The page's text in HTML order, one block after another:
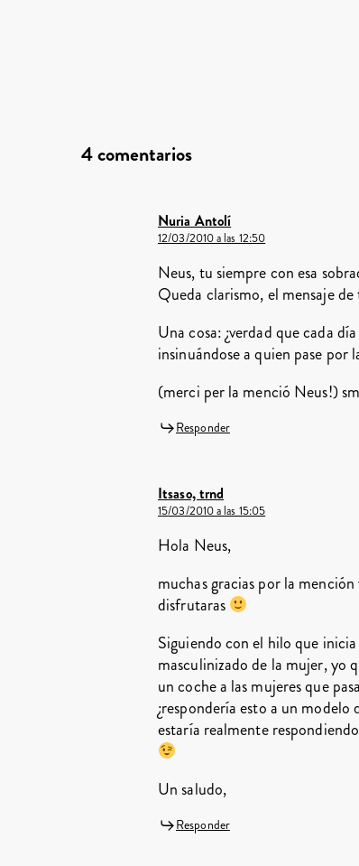
4 comentarios
Nuria Antolí
12/03/2010 a las 12:50
Neus, tu siempre con esa
Queda clarismo, el mensaje
Una cosa: ¿verdad que cada
insinuándose a quien pase por
(merci per la menció Neus!)
Responder
Itsaso, trnd
15/03/2010 a las 15:05
Hola Neus,
muchas gracias por la
disfrutaras
Siguiendo con el hilo que
masculinizado de la mujer, yo
un coche a las mujeres que
¿respondería esto a un modelo
estaría realmente
Un saludo,
Responder